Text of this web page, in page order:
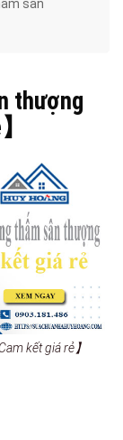
sân
thượng
kết giá rẻ】